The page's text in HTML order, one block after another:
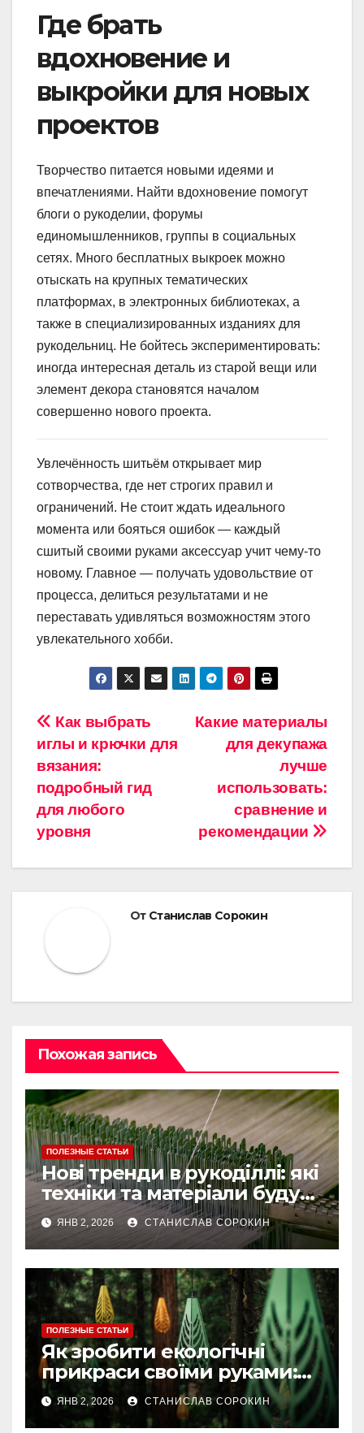
Где брать
вдохновение и
выкройки для новых
проектов
Творчество питается новыми идеями и
впечатлениями. Найти вдохновение помогут
блоги о рукоделии, форумы
единомышленников, группы в социальных
сетях. Много бесплатных выкроек можно
отыскать на крупных тематических
платформах, в электронных библиотеках, а
также в специализированных изданиях для
рукодельниц. Не бойтесь экспериментировать:
иногда интересная деталь из старой вещи или
элемент декора становятся началом
совершенно нового проекта.
Увлечённость шитьём открывает мир
сотворчества, где нет строгих правил и
ограничений. Не стоит ждать идеального
момента или бояться ошибок — каждый
сшитый своими руками аксессуар учит чему-то
новому. Главное — получать удовольствие от
процесса, делиться результатами и не
переставать удивляться возможностям этого
увлекательного хобби.
Навигация
по
записям
Какие материалы
для декупажа
лучше
использовать:
сравнение и
рекомендации
Как выбрать
иглы и крючки для
вязания:
подробный гид
для любого
уровня
От Станислав Сорокин
Похожая запись
ПОЛЕЗНЫЕ СТАТЬИ
Нові тренди в рукоділлі: які
техніки та матеріали будуть
актуальними у 2025 році
ЯНВ 2, 2026 СТАНИСЛАВ СОРОКИН
ПОЛЕЗНЫЕ СТАТЬИ
Як зробити екологічні
прикраси своїми руками:
ідеї та покрокові майстер-
класи
ЯНВ 2, 2026 СТАНИСЛАВ СОРОКИН